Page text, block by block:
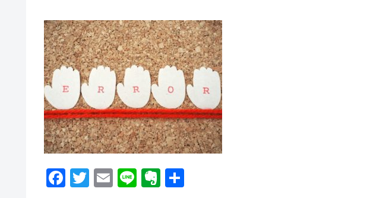
F
T
E
Li
E